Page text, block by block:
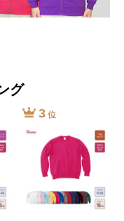
グ
3位